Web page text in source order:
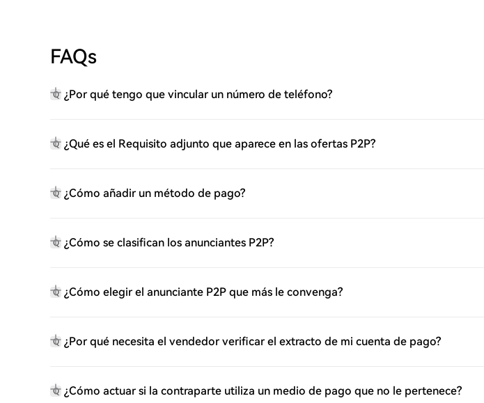
FAQs
Q ¿Por qué tengo que vincular un número de teléfono?
Q ¿Qué es el Requisito adjunto que aparece en las ofertas P2P?
Q ¿Cómo añadir un método de pago?
Q ¿Cómo se clasifican los anunciantes P2P?
Q ¿Cómo elegir el anunciante P2P que más le convenga?
Q ¿Por qué necesita el vendedor verificar el extracto de mi cuenta de pago?
Q ¿Cómo actuar si la contraparte utiliza un medio de pago que no le pertenece?